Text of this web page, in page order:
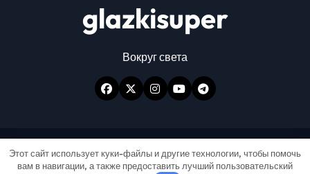
glazkisuper
Вокруг света
Авторские права © Все права защищены|
Этот сайт использует куки-файлы и другие технологии, чтобы помочь
вам в навигации, а также предоставить лучший пользовательский